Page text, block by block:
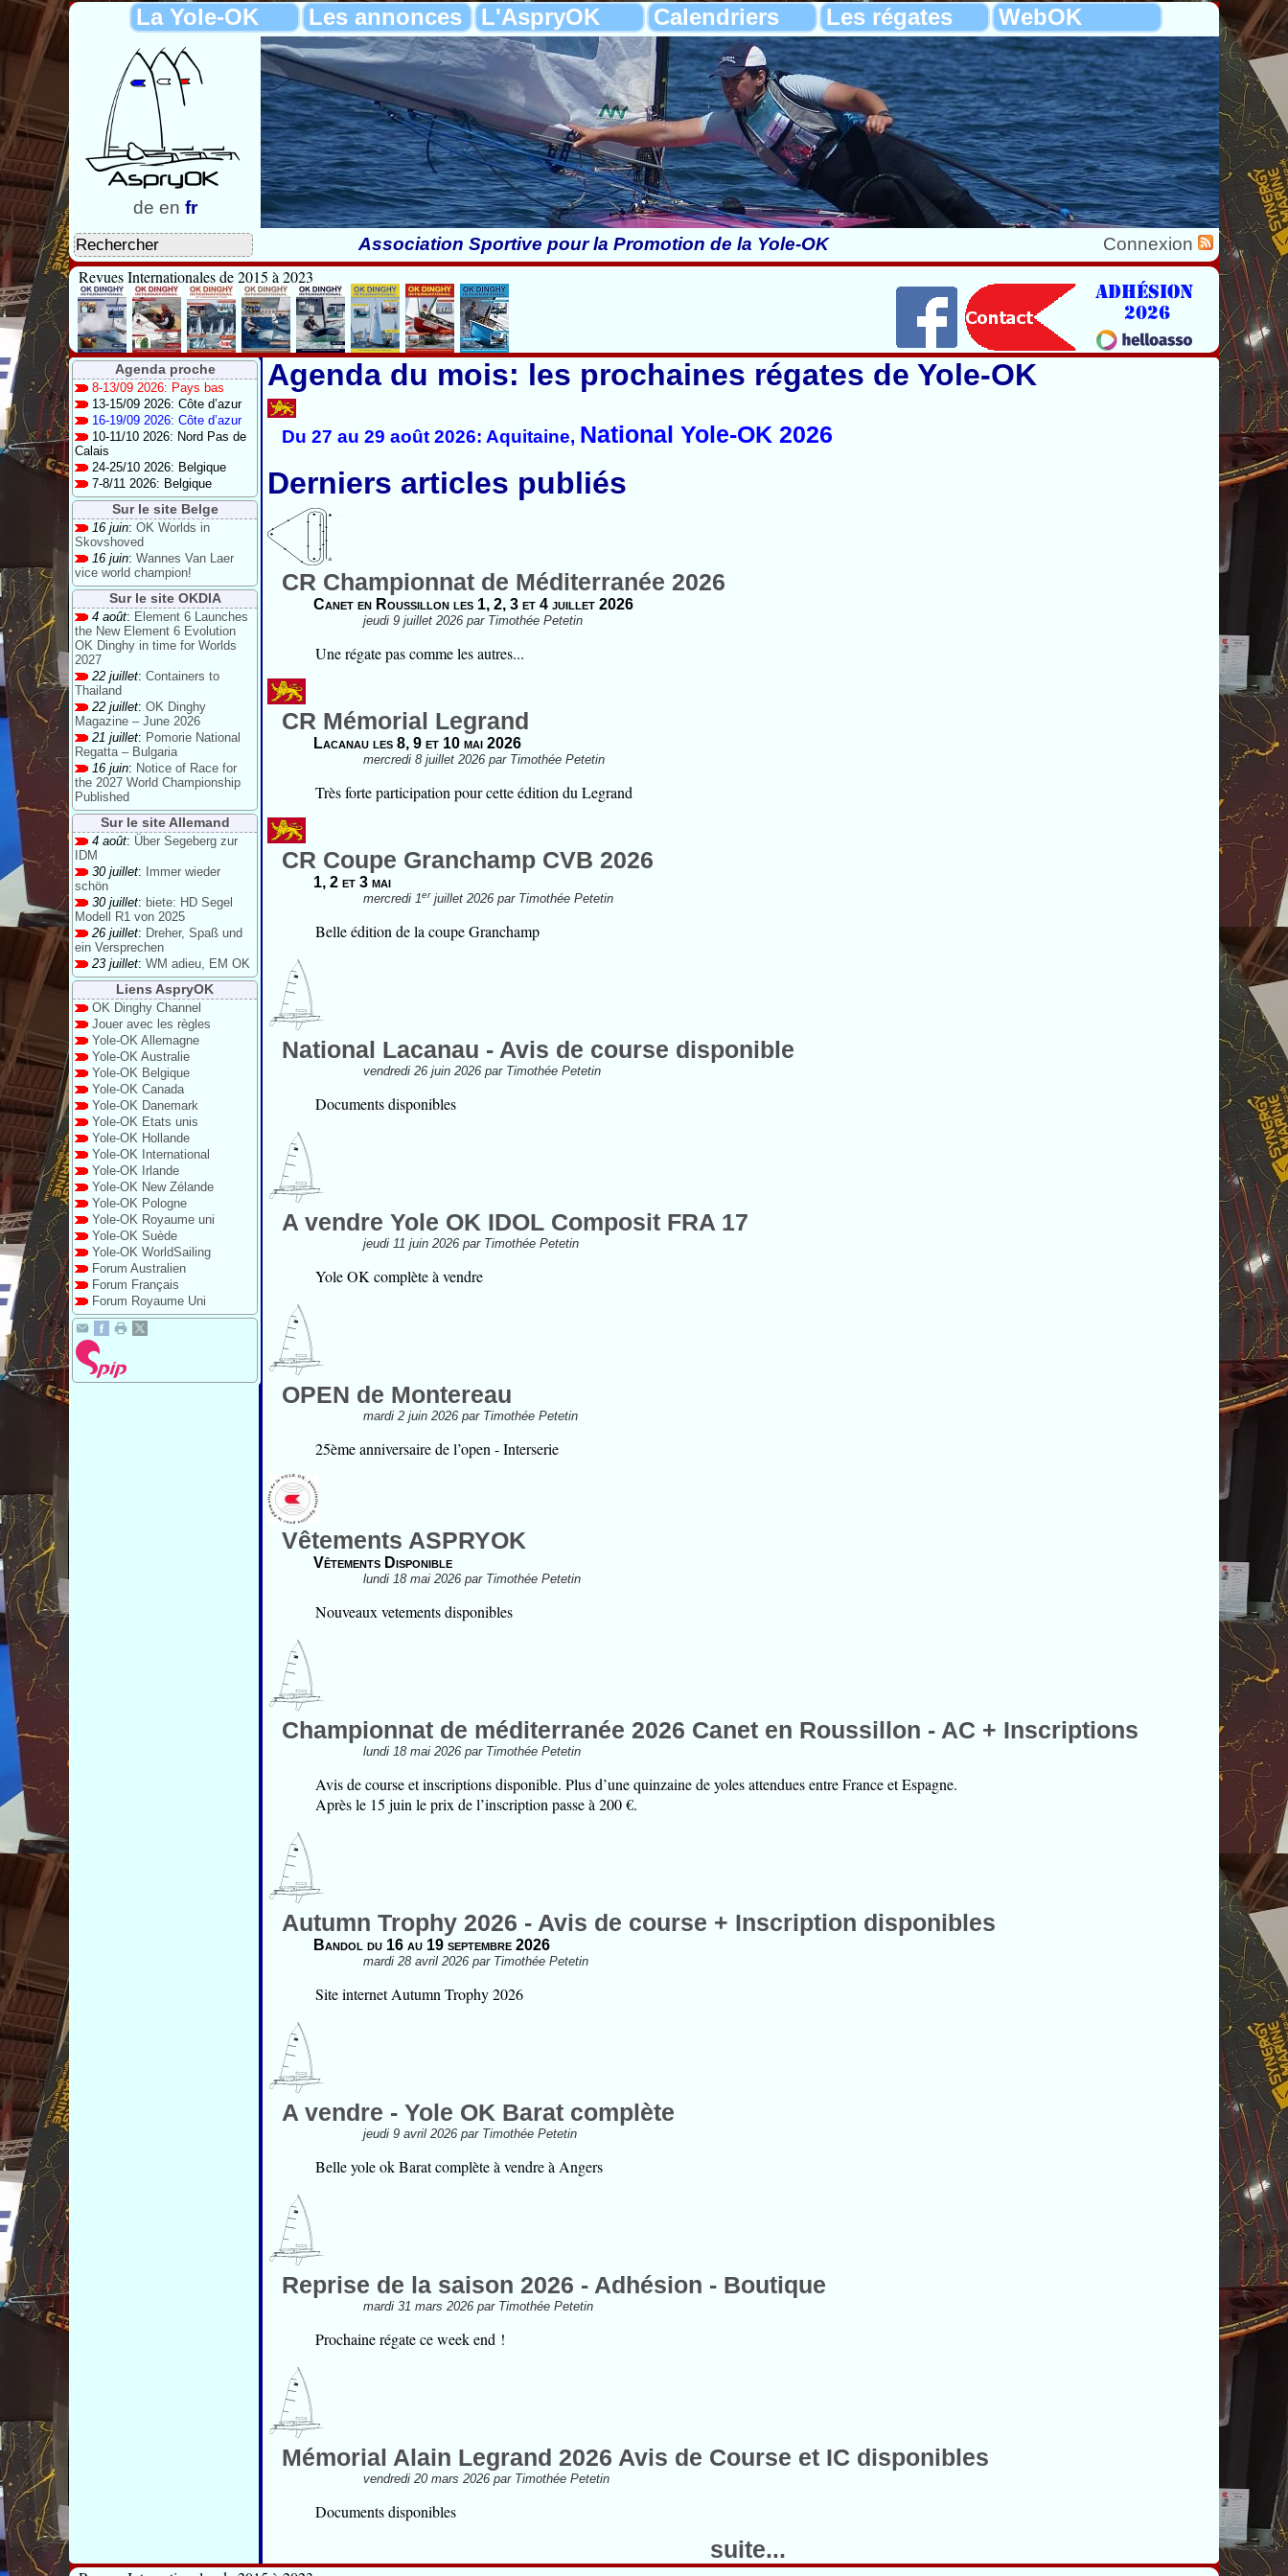
La Yole-OK Les annonces L'AspryOK Calendriers Les régates WebOK
de en fr
Association Sportive pour la Promotion de la Yole-OK
Connexion
Revues Internationales de 2015 à 2023
Agenda proche
8-13/09 2026: Pays bas
13-15/09 2026: Côte d’azur
16-19/09 2026: Côte d’azur
10-11/10 2026: Nord Pas de
Calais
24-25/10 2026: Belgique
7-8/11 2026: Belgique
Sur le site Belge
16 juin: OK Worlds in
Skovshoved
16 juin: Wannes Van Laer
vice world champion!
Sur le site OKDIA
4 août: Element 6 Launches
the New Element 6 Evolution
OK Dinghy in time for Worlds
2027
22 juillet: Containers to
Thailand
22 juillet: OK Dinghy
Magazine – June 2026
21 juillet: Pomorie National
Regatta – Bulgaria
16 juin: Notice of Race for
the 2027 World Championship
Published
Sur le site Allemand
4 août: Über Segeberg zur
IDM
30 juillet:
Immer wieder
schön
30 juillet: biete: HD Segel
Modell R1 von 2025
26 juillet: Dreher, Spaß und
ein Versprechen
23 juillet: WM adieu, EM OK
Liens AspryOK
OK Dinghy Channel
Jouer avec les règles
Yole-OK Allemagne
Yole-OK Australie
Yole-OK Belgique
Yole-OK Canada
Yole-OK Danemark
Yole-OK Etats unis
Yole-OK Hollande
Yole-OK International
Yole-OK Irlande
Yole-OK New Zélande
Yole-OK Pologne
Yole-OK Royaume uni
Yole-OK Suède
Yole-OK WorldSailing
Forum Australien
Forum Français
Forum Royaume Uni
Agenda du mois: les prochaines régates de Yole-OK
Du 27 au 29 août 2026: Aquitaine, National Yole-OK 2026
Derniers articles publiés
CR Championnat de Méditerranée 2026
Canet en Roussillon les 1, 2, 3 et 4 juillet 2026
jeudi 9 juillet 2026 par Timothée Petetin
Une régate pas comme les autres...
CR Mémorial Legrand
Lacanau les 8, 9 et 10 mai 2026
mercredi 8 juillet 2026 par Timothée Petetin
Très forte participation pour cette édition du Legrand
CR Coupe Granchamp CVB 2026
1, 2 et 3 mai
mercredi 1erjuillet 2026 par Timothée Petetin
Belle édition de la coupe Granchamp
National Lacanau - Avis de course disponible
vendredi 26 juin 2026 par Timothée Petetin
Documents disponibles
A vendre Yole OK IDOL Composit FRA 17
jeudi 11 juin 2026 par Timothée Petetin
Yole OK complète à vendre
OPEN de Montereau
mardi 2 juin 2026 par Timothée Petetin
25ème anniversaire de l’open - Interserie
Vêtements ASPRYOK
Vêtements Disponible
lundi 18 mai 2026 par Timothée Petetin
Nouveaux vetements disponibles
Championnat de méditerranée 2026 Canet en Roussillon - AC + Inscriptions
lundi 18 mai 2026 par Timothée Petetin
Avis de course et inscriptions disponible. Plus d’une quinzaine de yoles attendues entre France et Espagne.
Après le 15 juin le prix de l’inscription passe à 200 €.
Autumn Trophy 2026 - Avis de course + Inscription disponibles
Bandol du 16 au 19 septembre 2026
mardi 28 avril 2026 par Timothée Petetin
Site internet Autumn Trophy 2026
A vendre - Yole OK Barat complète
jeudi 9 avril 2026 par Timothée Petetin
Belle yole ok Barat complète à vendre à Angers
Reprise de la saison 2026 - Adhésion - Boutique
mardi 31 mars 2026 par Timothée Petetin
Prochaine régate ce week end !
Mémorial Alain Legrand 2026 Avis de Course et IC disponibles
vendredi 20 mars 2026 par Timothée Petetin
Documents disponibles
suite...